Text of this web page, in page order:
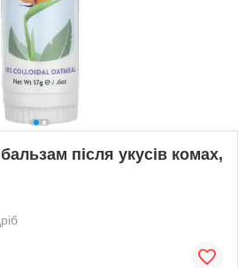
після укусів комах,